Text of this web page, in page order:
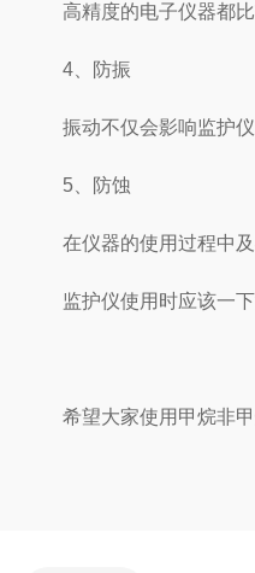
高精度的电子仪器都比
4、防振
振动不仅会影响监护仪
5、防蚀
在仪器的使用过程中及
监护仪使用时应该一下
希望大家使用甲烷非甲